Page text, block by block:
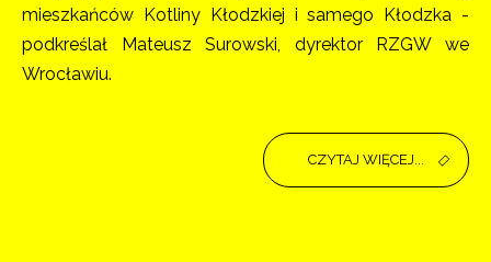
mieszkańców Kotliny Kłodzkiej i samego Kłodzka -
podkreślał Mateusz Surowski, dyrektor RZGW we
Wrocławiu.
CZYTAJ WIĘCEJ...